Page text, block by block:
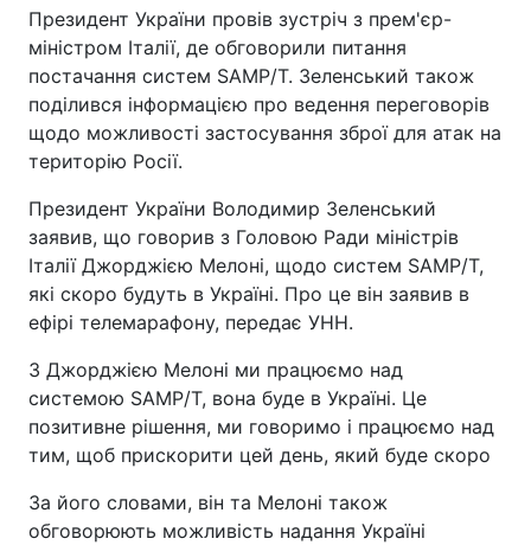
Президент України провів зустріч з прем'єр-
міністром Італії, де обговорили питання
постачання систем SAMP/T. Зеленський також
поділився інформацією про ведення переговорів
щодо можливості застосування зброї для атак на
територію Росії.
Президент України Володимир Зеленський
заявив, що говорив з Головою Ради міністрів
Італії Джорджією Мелоні, щодо систем SAMP/T,
які скоро будуть в Україні. Про це він заявив в
ефірі телемарафону, передає УНН.
З Джорджією Мелоні ми працюємо над
системою SAMP/T, вона буде в Україні. Це
позитивне рішення, ми говоримо і працюємо над
тим, щоб прискорити цей день, який буде скоро
За його словами, він та Мелоні також
обговорюють можливість надання Україні